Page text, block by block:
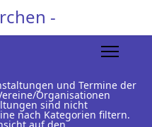
und Termine der
Organisationen
sind nicht
nach Kategorien filtern.